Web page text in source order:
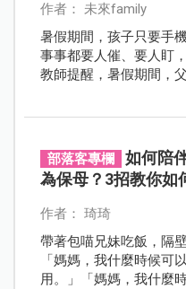
作者： 未來family
暑假期間，孩子只要手
事事都要人催、要人盯
教師提醒，暑假期間，
部落客專欄
如何陪
為保母？3招教你如
作者： 琦琦
帶著包喵兄妹吃飯，隔
「媽媽，我什麼時候可
用。」「媽媽，我什麼